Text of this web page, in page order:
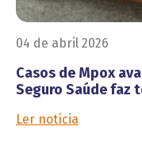
04 de abril 2026
Casos de Mpox
Seguro Saúde faz
Ler notícia